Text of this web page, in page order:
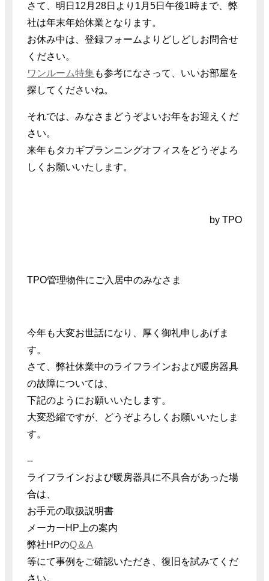
さて、明日12月28日より1月5日午後1時まで、弊
社は年末年始休業となります。
お休み中は、登録フォームよりどしどしお問合せ
ください。
ワンルーム特集も参考になさって、いいお部屋を
探してくださいね。
それでは、みなさまどうぞよいお年をお迎えくだ
さい。
来年もタカギプランニングオフィスをどうぞよろ
しくお願いいたします。
by TPO
TPO管理物件にご入居中のみなさま
今年も大変お世話になり、厚く御礼申しあげま
す。
さて、弊社休業中のライフラインおよび暖房器具
の故障については、
下記のようにお願いいたします。
大変恐縮ですが、どうぞよろしくお願いいたしま
す。
--
ライフラインおよび暖房器具に不具合があった場
合は、
お手元の取扱説明書
メーカーHP上の案内
弊社HPのQ＆A
等にて事例をご確認いただき、復旧を試みてくだ
さい。